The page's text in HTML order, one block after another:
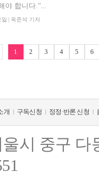
야 합니다.”...
| 옥준석 기자
1 2 3 4 5 6
개 구독신청 정정·반론 신청
시 중구